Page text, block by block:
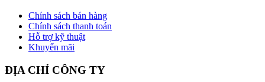
Chính sách bán hàng
Chính sách thanh toán
Hỗ trợ kỹ thuật
Khuyến mãi
ĐỊA CHỈ CÔNG TY